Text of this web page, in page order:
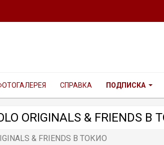
СПРАВКА ПОДПИСКА
ORIGINALS & FRIENDS В
& FRIENDS В ТОКИО